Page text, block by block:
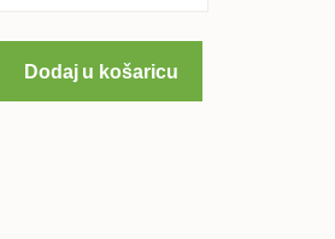
Luksuzna
Dodaj u košaricu